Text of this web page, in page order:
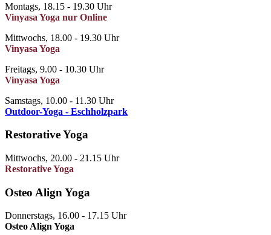
Montags, 18.15 - 19.30 Uhr
Vinyasa Yoga nur Online
Mittwochs, 18.00 - 19.30 Uhr
Vinyasa Yoga
Freitags, 9.00 - 10.30 Uhr
Vinyasa Yoga
Samstags, 10.00 - 11.30 Uhr
Outdoor-Yoga - Eschholzpark
Restorative Yoga
Mittwochs, 20.00 - 21.15 Uhr
Restorative Yoga
Osteo Align Yoga
Donnerstags, 16.00 - 17.15 Uhr
Osteo Align Yoga